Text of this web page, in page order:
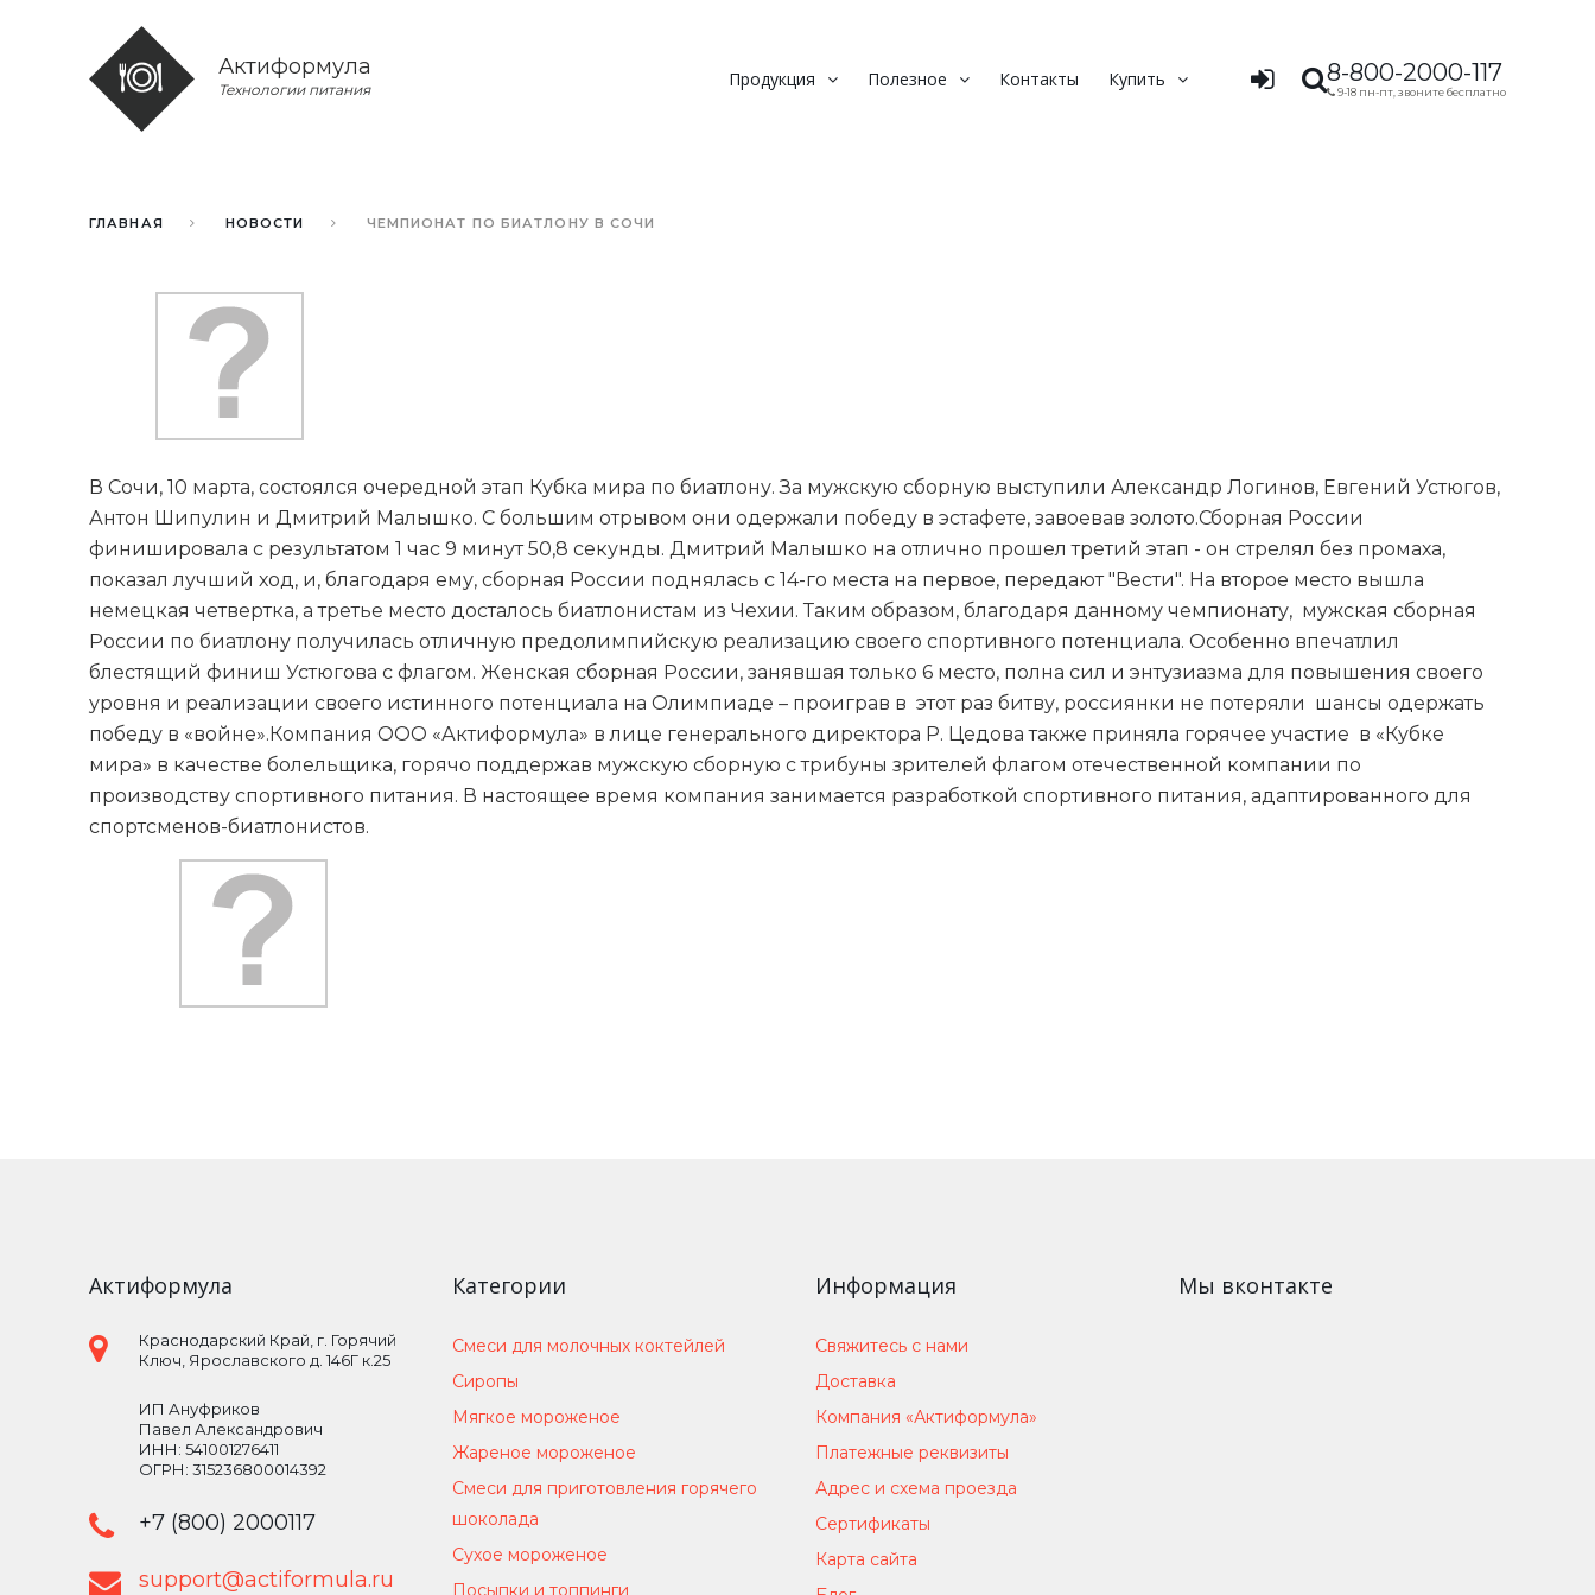
Актиформула
Технологии питания Продукция Полезное Контакты Купить 8-800-2000-117
9-18 пн-пт, звоните бесплатно
ГЛАВНАЯ НОВОСТИ ЧЕМПИОНАТ ПО БИАТЛОНУ В СОЧИ
В Сочи, 10 марта, состоялся очередной этап Кубка мира по биатлону. За мужскую сборную выступили Александр Логинов, Евгений Устюгов,
Антон Шипулин и Дмитрий Малышко. С большим отрывом они одержали победу в эстафете, завоевав золото.Сборная России
финишировала с результатом 1 час 9 минут 50,8 секунды. Дмитрий Малышко на отлично прошел третий этап - он стрелял без промаха,
показал лучший ход, и, благодаря ему, сборная России поднялась с 14-го места на первое, передают "Вести". На второе место вышла
немецкая четвертка, а третье место досталось биатлонистам из Чехии. Таким образом, благодаря данному чемпионату, мужская сборная
России по биатлону получилась отличную предолимпийскую реализацию своего спортивного потенциала. Особенно впечатлил
блестящий финиш Устюгова с флагом. Женская сборная России, занявшая только 6 место, полна сил и энтузиазма для повышения своего
уровня и реализации своего истинного потенциала на Олимпиаде – проиграв в этот раз битву, россиянки не потеряли шансы одержать
победу в «войне».Компания ООО «Актиформула» в лице генерального директора Р. Цедова также приняла горячее участие в «Кубке
мира» в качестве болельщика, горячо поддержав мужскую сборную с трибуны зрителей флагом отечественной компании по
производству спортивного питания. В настоящее время компания занимается разработкой спортивного питания, адаптированного для
спортсменов-биатлонистов.
Актиформула
Краснодарский Край , г. Горячий
Ключ Ярославского д. 146Г к.25
ИП Ануфриков
Павел Александрович
ИНН: 541001276411
ОГРН: 315236800014392
+7 (800) 2000117
support@actiformula.ru
Категории
Смеси для молочных коктейлей
Сиропы
Мягкое мороженое
Жареное мороженое
Смеси для приготовления горячего
шоколада
Сухое мороженое
Посыпки и топпинги
Информация
Свяжитесь с нами
Доставка
Компания «Актиформула»
Платежные реквизиты
Адрес и схема проезда
Сертификаты
Карта сайта
Мы вконтакте